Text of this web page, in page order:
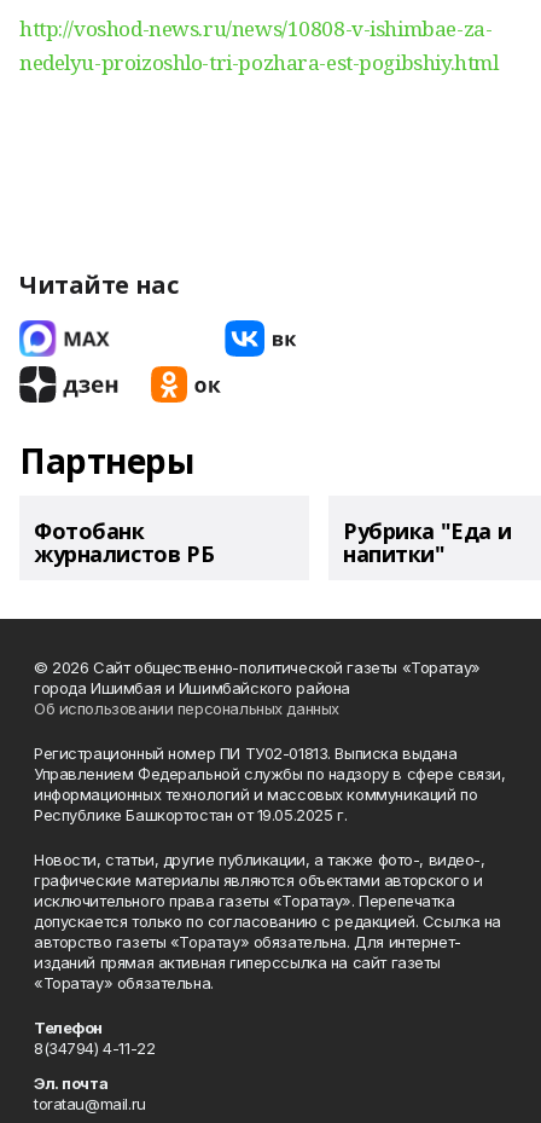
http://voshod-news.ru/news/10808-v-ishimbae-za-
nedelyu-proizoshlo-tri-pozhara-est-pogibshiy.html
Читайте нас
Партнеры
Фотобанк
журналистов РБ
Рубрика "Еда и
напитки"
© 2026 Сайт общественно-политической газеты «Торатау»
города Ишимбая и Ишимбайского района
Об использовании персональных данных
Регистрационный номер ПИ ТУ02-01813. Выписка выдана
Управлением Федеральной службы по надзору в сфере связи,
информационных технологий и массовых коммуникаций по
Республике Башкортостан от 19.05.2025 г.
Новости, статьи, другие публикации, а также фото-, видео-,
графические материалы являются объектами авторского и
исключительного права газеты «Торатау». Перепечатка
допускается только по согласованию с редакцией. Ссылка на
авторство газеты «Торатау» обязательна. Для интернет-
изданий прямая активная гиперссылка на сайт газеты
«Торатау» обязательна.
Телефон
8(34794) 4-11-22
Эл. почта
toratau@mail.ru